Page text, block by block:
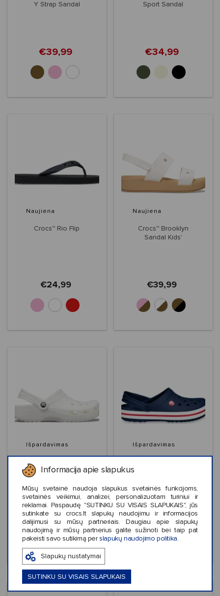
Informacija apie slapukus
Mūsų svetainė naudoja slapukus svetainės funkcijoms,
svetainės veikimui, analizei, personalizuotam turiniui ir
reklamai. Paspaudę "SUTINKU SU VISAIS SLAPUKAIS", jūs
sutinkate su crocs.lt slapukų naudojimu ir informacijos
dalijimusi su mūsų partneriais. Daugiau apie slapukų
naudojimą ir mūsų partnerius galite sužinoti bei taip pat
pakeisti savo sutikimą per slapukų naudojimo politika
Slapukų nustatymai
SUTINKU SU VISAIS SLAPUKAIS
Y Strap Sandal
€39,99
Sport Sandal
€34,99
Naujiena
Crocs™ Rio Flip
€24,99
Naujiena
Crocs™ Brooklyn
Sandal Kids'
€39,99
Išpardavimas
€39,99
+32
Išpardavimas
€44,99